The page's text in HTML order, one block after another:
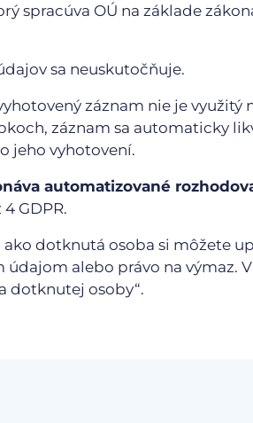
spracúva OÚ na základe
sa neuskutočňuje.
záznam nie je využitý
záznam sa automaticky
jeho vyhotovení.
automatizované
4 GDPR.
ako dotknutá osoba si môžete
údajom alebo právo na výmaz.
dotknutej osoby“.